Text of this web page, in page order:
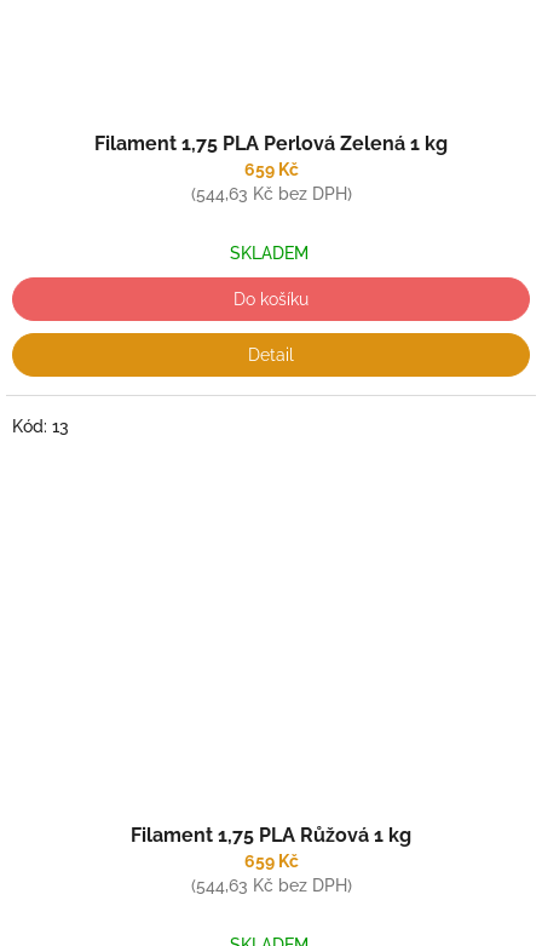
Filament 1,75 PLA Perlová Zelená 1 kg
659 Kč
(544,63 Kč bez DPH)
SKLADEM
Do košíku
Detail
Filament 1,75 PLA Růžová 1 kg
659 Kč
(544,63 Kč bez DPH)
Kód: 13